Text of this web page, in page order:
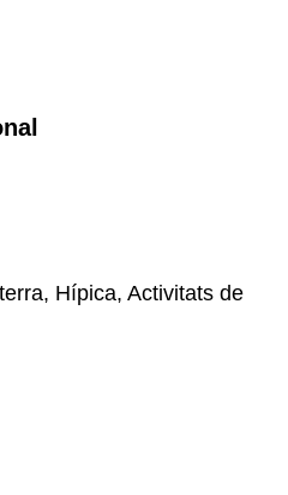
Hípica, Activitats de